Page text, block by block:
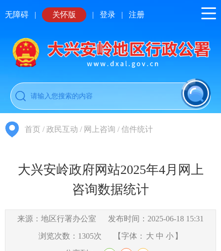
无障碍 | 关怀版 | 登录 | 注册
首页 /政民互动 / 网上咨询 /信件统计
大兴安岭政府网站2025年4月网上
咨询数据统计
来源：地区行署办公室 发布时间：2025-06-18 15:31
浏览次数： 1305次 【字体： 大 中 小 】